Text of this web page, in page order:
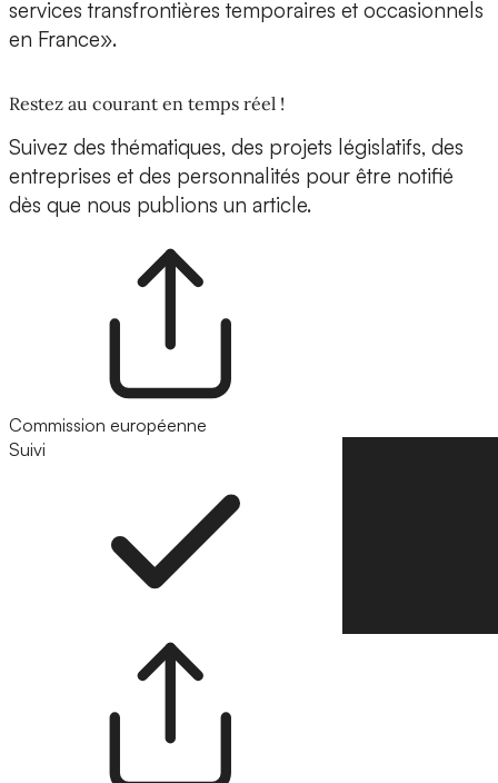
services transfrontières temporaires et occasionnels
en France».
Restez au courant en temps réel !
Suivez des thématiques, des projets législatifs, des
entreprises et des personnalités pour être notifié
dès que nous publions un article.
Commission européenne
Suivi